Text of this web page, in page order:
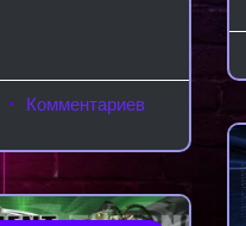
Комментариев